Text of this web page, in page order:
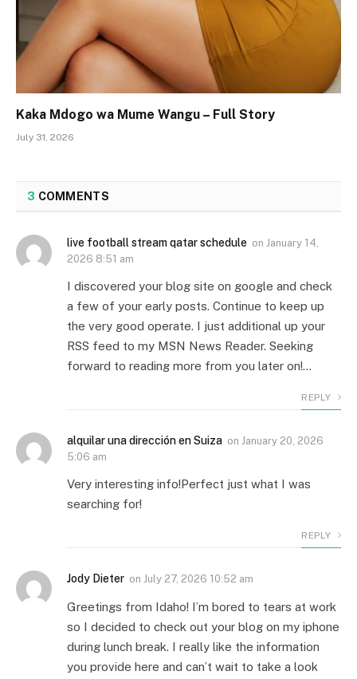
Kaka Mdogo wa Mume Wangu – Full Story
July 31, 2026
3 COMMENTS
live football stream qatar schedule on January 14,
2026 8:51 am
I discovered your blog site on google and check
a few of your early posts. Continue to keep up
the very good operate. I just additional up your
RSS feed to my MSN News Reader. Seeking
forward to reading more from you later on!…
REPLY
alquilar una dirección en Suiza on January 20, 2026
5:06 am
Very interesting info!Perfect just what I was
searching for!
REPLY
Jody Dieter on July 27, 2026 10:52 am
Greetings from Idaho! I’m bored to tears at work
so I decided to check out your blog on my iphone
during lunch break. I really like the information
you provide here and can’t wait to take a look